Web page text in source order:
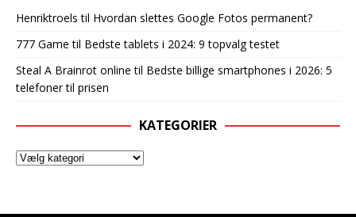
Henriktroels til Hvordan slettes Google Fotos permanent?
777 Game til Bedste tablets i 2024: 9 topvalg testet
Steal A Brainrot online til Bedste billige smartphones i 2026: 5
telefoner til prisen
KATEGORIER